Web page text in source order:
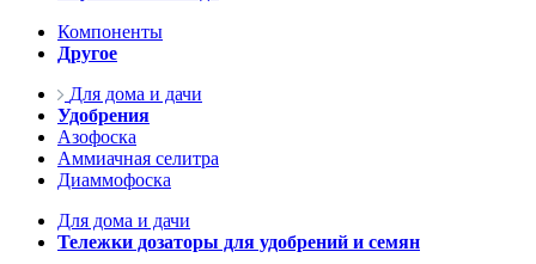
Компоненты
Другое
Для дома и дачи
Удобрения
Азофоска
Аммиачная селитра
Диаммофоска
Для дома и дачи
Тележки дозаторы для удобрений и семян